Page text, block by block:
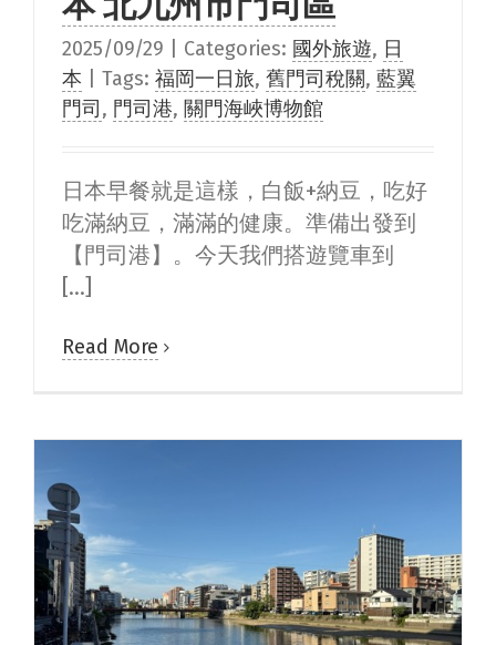
2025/09/29 Categories: 國外旅遊, 日
本
Tags: 福岡一日旅, 舊門司稅關, 藍翼
門司, 門司港, 關門海峽博物館
日本早餐就是這樣，白飯+納豆，吃好
吃滿納豆，滿滿的健康。準備出發到
【門司港】。今天我們搭遊覽車到
[...]
Read More